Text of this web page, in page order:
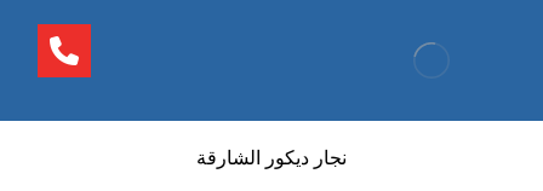
نجار ديكور الشارقة